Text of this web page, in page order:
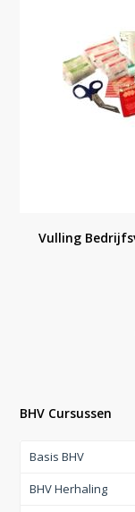
Vulling
BHV Cursussen
Basis BHV
BHV Herhaling